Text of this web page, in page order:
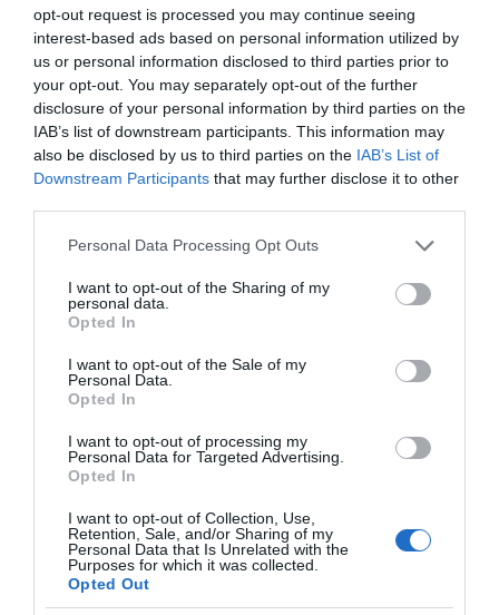
opt-out request is processed you may continue seeing
interest-based ads based on personal information utilized by
us or personal information disclosed to third parties prior to
your opt-out. You may separately opt-out of the further
disclosure of your personal information by third parties on the
IAB’s list of downstream participants. This information may
also be disclosed by us to third parties on the IAB’s List of
Downstream Participants that may further disclose it to other
Please note that this website/app uses one or more Google
not limited to your visit or usage behaviour. You may click to
grant or deny consent to Google and its third-party tags to
use your data for below specified purposes in below Google
consent section.
Personal Data Processing Opt Outs
I want to opt-out of the Sharing of my
personal data.
Opted In
I want to opt-out of the Sale of my
Personal Data.
Opted In
I want to opt-out of processing my
Personal Data for Targeted Advertising.
Opted In
I want to opt-out of Collection, Use,
Retention, Sale, and/or Sharing of my
Personal Data that Is Unrelated with the
Purposes for which it was collected.
Opted Out
ΔΙΑΒΑΣΤΕ ΚΑΙ ΤΑ ΠΑΡΑΚΑΤΩ
Κλασικός Δεκαπενταύγουστος με ηλιοφάνεια, υψηλές